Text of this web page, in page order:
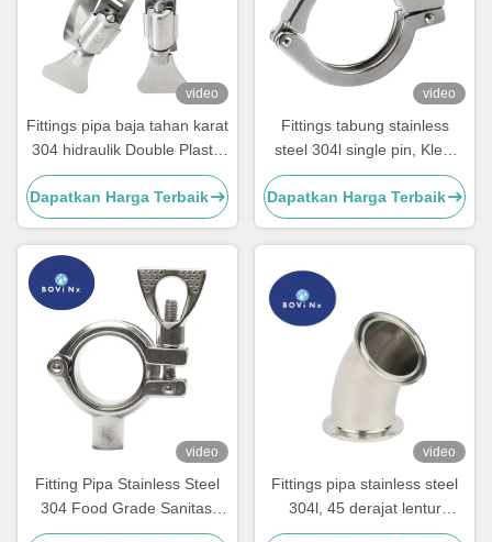
video
Fittings pipa baja tahan karat
304 hidraulik Double Plastik
Metal Heavy Duty
Dapatkan Harga Terbaik
video
Fittings tabung stainless
steel 304l single pin, Klem
stainless steel sanitasi
Dapatkan Harga Terbaik
video
Fitting Pipa Stainless Steel
304 Food Grade Sanitasi
Ferrule Single Pin Clamp
video
Fittings pipa stainless steel
304l, 45 derajat lentur
pendek siku